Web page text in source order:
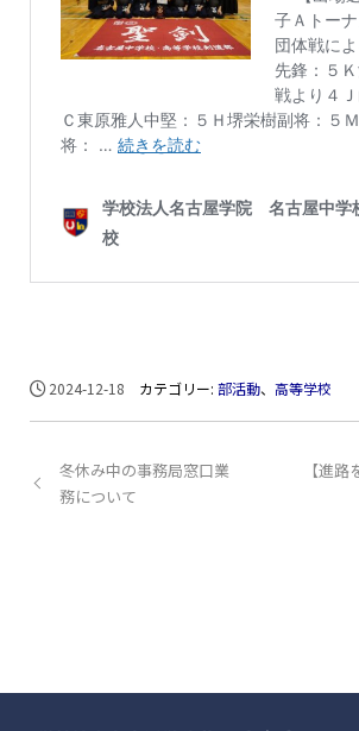
2024-12-18 カテゴリー:部活動、高等学校
冬休み中の事務局窓口業
務について
【進